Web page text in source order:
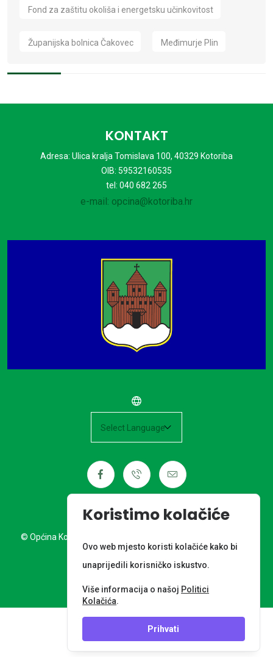
Fond za zaštitu okoliša i energetsku učinkovitost
Županijska bolnica Čakovec Međimurje Plin
KONTAKT
Adresa: Ulica kralja Tomislava 100, 40329 Kotoriba
OIB: 59532160535
tel: 040 682 265
e-mail: opcina@kotoriba.hr
© Općina Kotoriba. Sva prava pridržana. Izrada web stranice:
Nordia grupa d.o.o.
Koristimo kolačiće
Ovo web mjesto koristi kolačiće kako bi
unaprijedili korisničko iskustvo.
Više informacija o našoj Politici
Kolačića.
Prihvati